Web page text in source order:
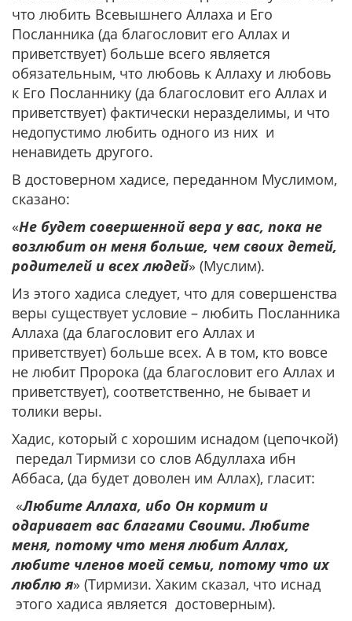
что любить Всевышнего Аллаха и Его
Посланника (да благословит его Аллах и
приветствует) больше всего является
обязательным, что любовь к Аллаху и любовь
к Его Посланнику (да благословит его Аллах и
приветствует) фактически неразделимы, и что
недопустимо любить одного из них и
ненавидеть другого.
В достоверном хадисе, переданном Муслимом,
сказано:
«Не будет совершенной вера у вас, пока не
возлюбит он меня больше, чем своих детей,
родителей и всех людей» (Муслим).
Из этого хадиса следует, что для совершенства
веры существует условие – любить Посланника
Аллаха (да благословит его Аллах и
приветствует) больше всех. А в том, кто вовсе
не любит Пророка (да благословит его Аллах и
приветствует), соответственно, не бывает и
толики веры.
Хадис, который с хорошим иснадом (цепочкой)
передал Тирмизи со слов Абдуллаха ибн
Аббаса, (да будет доволен им Аллах), гласит:
«Любите Аллаха, ибо Он кормит и
одаривает вас благами Своими. Любите
меня, потому что меня любит Аллах,
любите членов моей семьи, потому что их
люблю я» (Тирмизи. Хаким сказал, что иснад
этого хадиса является достоверным).